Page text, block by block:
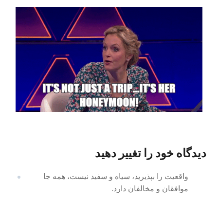
دیدگاه خود را تغییر دهید
واقعیت را بپذیرید، سیاه و سفید نیست، همه جا
موافقان و مخالفان دارد.